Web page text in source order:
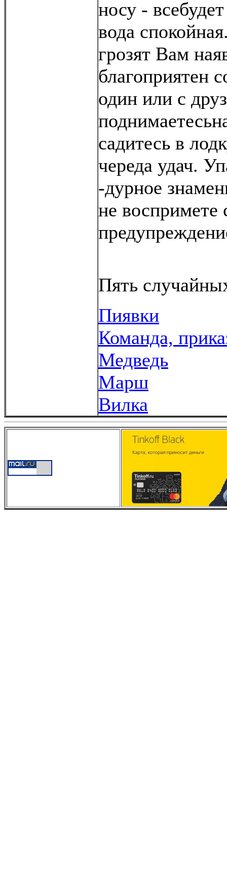
носу -
вода
грозят Вам
благоприятен
один или с
садитесь в
череда удач.
-дурное
не воспримете
Пять
Пиявки
Команда,
Медведь
Марш
Вилка